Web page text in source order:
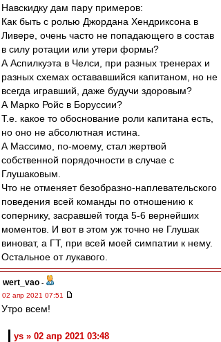
Навскидку дам пару примеров:
Как быть с ролью Джордана Хендриксона в
Ливере, очень часто не попадающего в состав
в силу ротации или утери формы?
А Аспилкуэта в Челси, при разных тренерах и
разных схемах остававшийся капитаном, но не
всегда игравший, даже будучи здоровым?
А Марко Ройс в Боруссии?
Т.е. какое то обоснование роли капитана есть,
но оно не абсолютная истина.
А Массимо, по-моему, стал жертвой
собственной порядочности в случае с
Глушаковым.
Что не отменяет безобразно-наплевательского
поведения всей команды по отношению к
сопернику, засравшей тогда 5-6 вернейших
моментов. И вот в этом уж точно не Глушак
виноват, а ГТ, при всей моей симпатии к нему.
Остальное от лукавого.
wert_vao -
02 апр 2021 07:51
Утро всем!
ys » 02 апр 2021 03:48